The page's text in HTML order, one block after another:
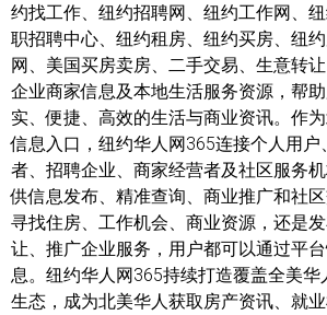
约找工作、纽约招聘网、纽约工作网、
职招聘中心、纽约租房、纽约买房、纽
网、美国买房卖房、二手交易、生意转让
企业商家信息及本地生活服务资源，帮
实、便捷、高效的生活与商业资讯。作
信息入口，纽约华人网365连接个人用户
者、招聘企业、商家经营者及社区服务
供信息发布、精准查询、商业推广和社
寻找住房、工作机会、商业资源，还是
让、推广企业服务，用户都可以通过平
息。纽约华人网365持续打造覆盖全美华
生态，成为北美华人获取房产资讯、就